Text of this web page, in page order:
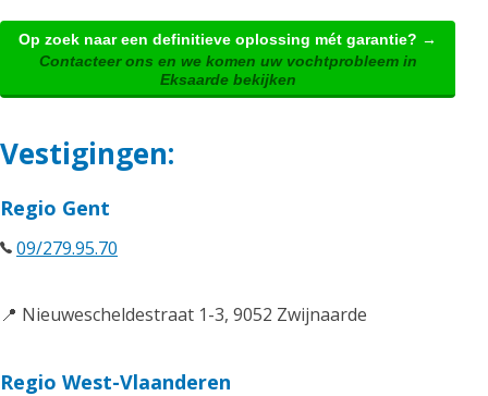
Op zoek naar een definitieve oplossing mét garantie? →
Contacteer ons en we komen uw vochtprobleem in
Eksaarde bekijken
Vestigingen:
Regio Gent
09/279.95.70
📍 Nieuwescheldestraat 1-3, 9052 Zwijnaarde
Regio West-Vlaanderen